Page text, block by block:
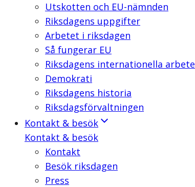
Utskotten och EU-nämnden
Riksdagens uppgifter
Arbetet i riksdagen
Så fungerar EU
Riksdagens internationella arbete
Demokrati
Riksdagens historia
Riksdagsförvaltningen
Kontakt & besök
Kontakt & besök
Kontakt
Besök riksdagen
Press